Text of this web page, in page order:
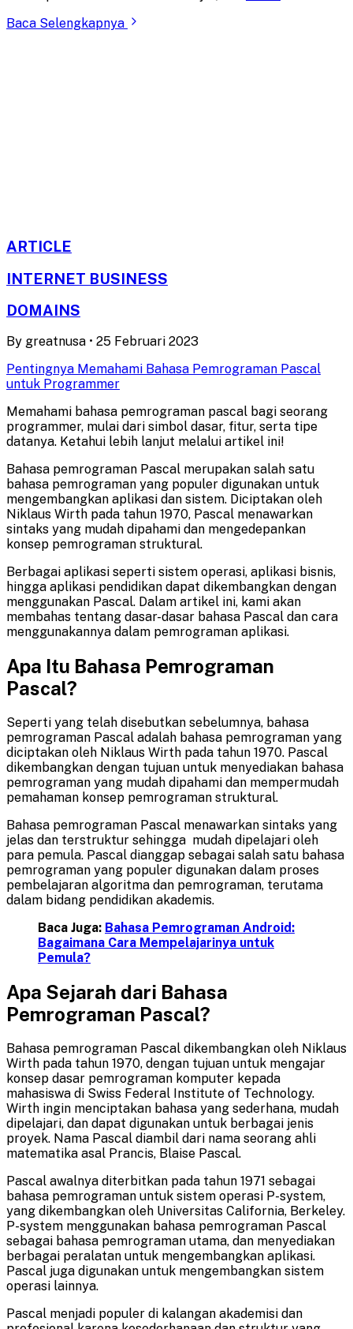
Baca Selengkapnya
ARTICLE
INTERNET BUSINESS
DOMAINS
By greatnusa • 25 Februari 2023
Pentingnya Memahami Bahasa Pemrograman Pascal
untuk Programmer
Memahami bahasa pemrograman pascal bagi seorang
programmer, mulai dari simbol dasar, fitur, serta tipe
datanya. Ketahui lebih lanjut melalui artikel ini!
Bahasa pemrograman Pascal merupakan salah satu
bahasa pemrograman yang populer digunakan untuk
mengembangkan aplikasi dan sistem. Diciptakan oleh
Niklaus Wirth pada tahun 1970, Pascal menawarkan
sintaks yang mudah dipahami dan mengedepankan
konsep pemrograman struktural.
Berbagai aplikasi seperti sistem operasi, aplikasi bisnis,
hingga aplikasi pendidikan dapat dikembangkan dengan
menggunakan Pascal. Dalam artikel ini, kami akan
membahas tentang dasar-dasar bahasa Pascal dan cara
menggunakannya dalam pemrograman aplikasi.
Apa Itu Bahasa Pemrograman
Pascal?
Seperti yang telah disebutkan sebelumnya, bahasa
pemrograman Pascal adalah bahasa pemrograman yang
diciptakan oleh Niklaus Wirth pada tahun 1970. Pascal
dikembangkan dengan tujuan untuk menyediakan bahasa
pemrograman yang mudah dipahami dan mempermudah
pemahaman konsep pemrograman struktural.
Bahasa pemrograman Pascal menawarkan sintaks yang
jelas dan terstruktur sehingga mudah dipelajari oleh
para pemula. Pascal dianggap sebagai salah satu bahasa
pemrograman yang populer digunakan dalam proses
pembelajaran algoritma dan pemrograman, terutama
dalam bidang pendidikan akademis.
Baca Juga: Bahasa Pemrograman Android:
Bagaimana Cara Mempelajarinya untuk
Pemula?
Apa Sejarah dari Bahasa
Pemrograman Pascal?
Bahasa pemrograman Pascal dikembangkan oleh Niklaus
Wirth pada tahun 1970, dengan tujuan untuk mengajar
konsep dasar pemrograman komputer kepada
mahasiswa di Swiss Federal Institute of Technology.
Wirth ingin menciptakan bahasa yang sederhana, mudah
dipelajari, dan dapat digunakan untuk berbagai jenis
proyek. Nama Pascal diambil dari nama seorang ahli
matematika asal Prancis, Blaise Pascal.
Pascal awalnya diterbitkan pada tahun 1971 sebagai
bahasa pemrograman untuk sistem operasi P-system,
yang dikembangkan oleh Universitas California, Berkeley.
P-system menggunakan bahasa pemrograman Pascal
sebagai bahasa pemrograman utama, dan menyediakan
berbagai peralatan untuk mengembangkan aplikasi.
Pascal juga digunakan untuk mengembangkan sistem
operasi lainnya.
Pascal menjadi populer di kalangan akademisi dan